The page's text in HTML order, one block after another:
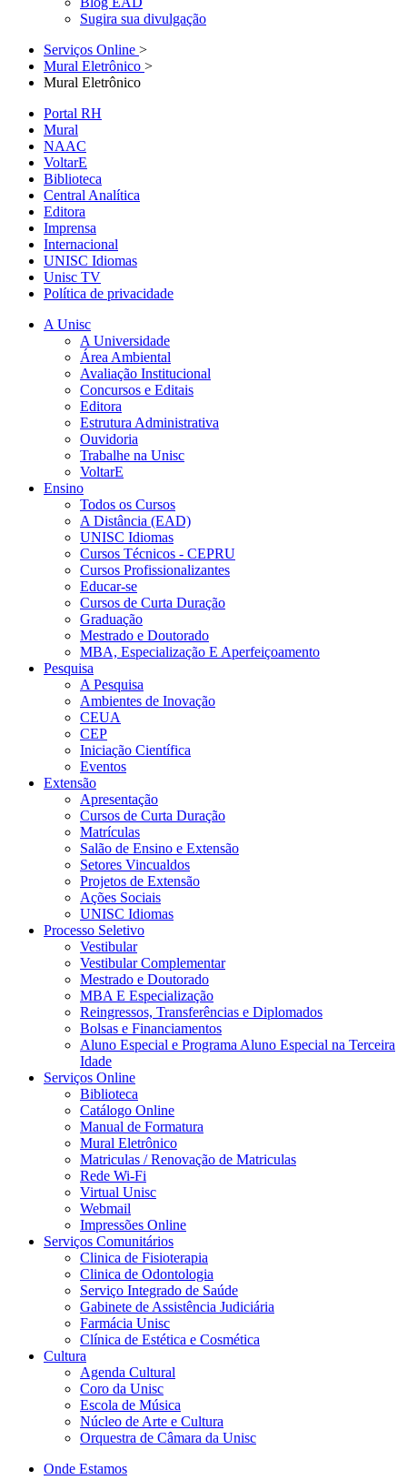
Sugira sua divulgação
Serviços Online >
Mural Eletrônico >
Mural Eletrônico
Portal RH
Mural
NAAC
VoltarE
Biblioteca
Central Analítica
Editora
Imprensa
Internacional
UNISC Idiomas
Unisc TV
Política de privacidade
A Unisc
A Universidade
Área Ambiental
Avaliação Institucional
Concursos e Editais
Editora
Estrutura Administrativa
Ouvidoria
Trabalhe na Unisc
VoltarE
Ensino
Todos os Cursos
A Distância (EAD)
UNISC Idiomas
Cursos Técnicos - CEPRU
Cursos Profissionalizantes
Educar-se
Cursos de Curta Duração
Graduação
Mestrado e Doutorado
MBA, Especialização E Aperfeiçoamento
Pesquisa
A Pesquisa
Ambientes de Inovação
CEUA
CEP
Iniciação Científica
Eventos
Extensão
Apresentação
Cursos de Curta Duração
Matrículas
Salão de Ensino e Extensão
Setores Vincualdos
Projetos de Extensão
Ações Sociais
UNISC Idiomas
Processo Seletivo
Vestibular
Vestibular Complementar
Mestrado e Doutorado
MBA E Especialização
Reingressos, Transferências e Diplomados
Bolsas e Financiamentos
Aluno Especial e Programa Aluno Especial na Terceira
Idade
Serviços Online
Biblioteca
Catálogo Online
Manual de Formatura
Mural Eletrônico
Matriculas / Renovação de Matriculas
Rede Wi-Fi
Virtual Unisc
Webmail
Impressões Online
Serviços Comunitários
Clinica de Fisioterapia
Clinica de Odontologia
Serviço Integrado de Saúde
Gabinete de Assistência Judiciária
Farmácia Unisc
Clínica de Estética e Cosmética
Cultura
Agenda Cultural
Coro da Unisc
Escola de Música
Núcleo de Arte e Cultura
Orquestra de Câmara da Unisc
Onde Estamos